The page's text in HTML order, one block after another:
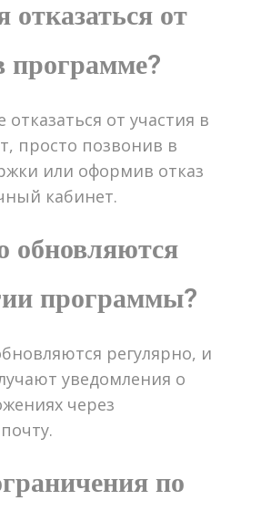
от
программе?
от участия в
просто позвонив в
или оформив отказ
кабинет.
обновляются
программы?
регулярно, и
уведомления о
через
по